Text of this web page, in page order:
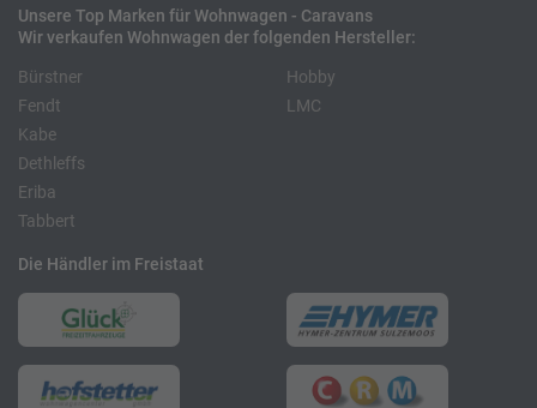
Unsere Top Marken für Wohnwagen - Caravans
Wir verkaufen Wohnwagen der folgenden Hersteller:
Bürstner
Fendt
Kabe
Hobby
LMC
Dethleffs
Eriba
Tabbert
Die Händler im Freistaat